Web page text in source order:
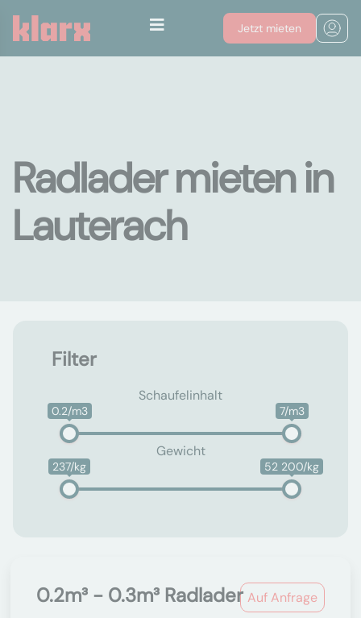
Jetzt mieten
Radlader mieten in
Lauterach
Filter
Schaufelinhalt
0.2/m3 7/m3
Gewicht
237/kg 52 200/kg
Auf Anfrage
0.2m³ - 0.3m³ Radlader